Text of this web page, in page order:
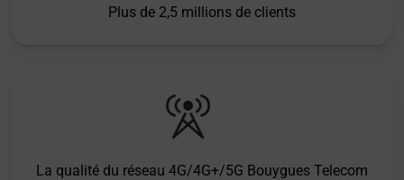
Plus de 2,5 millions de clients
La qualité du réseau 4G/4G+/5G Bouygues Telecom